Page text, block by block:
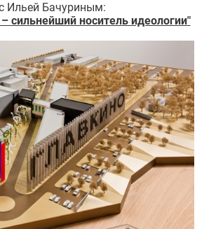
Ильей Бачуриным:
сильнейший носитель идеологии"